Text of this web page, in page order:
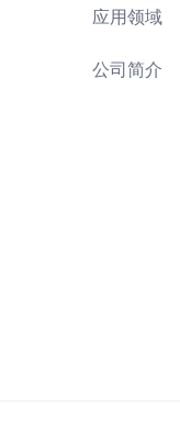
应用领域
公司简介